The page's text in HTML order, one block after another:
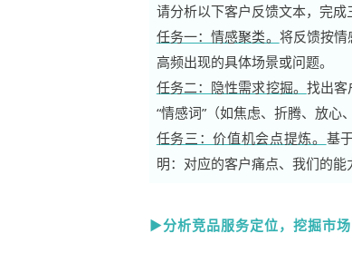
请分析以下客户反馈文本，完成
任务一：情感聚类。 将反馈按情
高频出现的具体场景或问题。
任务二：隐性需求挖掘。 找出客
“情感词”（如焦虑、折腾、放心
任务三：价值机会点提炼。 基
明：对应的客户痛点、我们的能
▶分析竞品服务定位，挖掘市